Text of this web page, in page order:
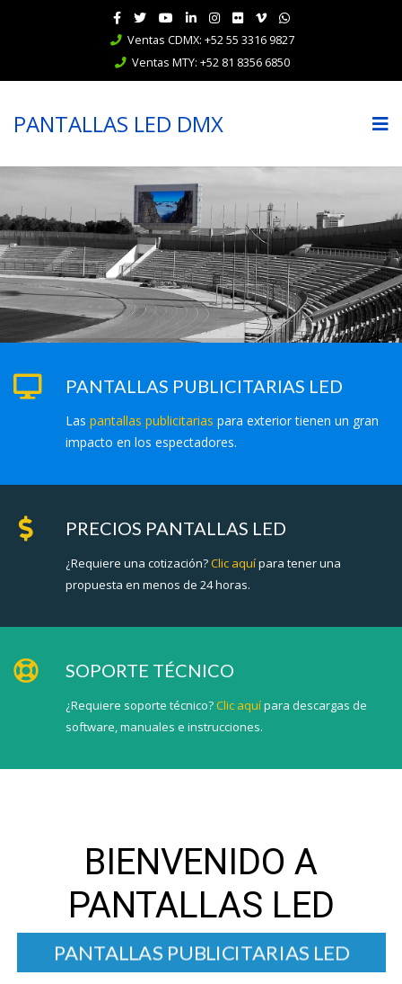
Ventas CDMX: +52 55 3316 9827
Ventas MTY: +52 81 8356 6850
PANTALLAS LED DMX
PANTALLAS PUBLICITARIAS LED
Las pantallas publicitarias para exterior tienen un gran
impacto en los espectadores.
PRECIOS PANTALLAS LED
¿Requiere una cotización?Clic aquípara tener una
propuesta en menos de 24 horas.
SOPORTE TÉCNICO
¿Requiere soporte técnico?Clic aquípara descargas de
software, manuales e instrucciones.
BIENVENIDO A
PANTALLAS LED
PANTALLAS ELECTRÓNICAS
LED
PANTALLAS PUBLICITARIAS LED